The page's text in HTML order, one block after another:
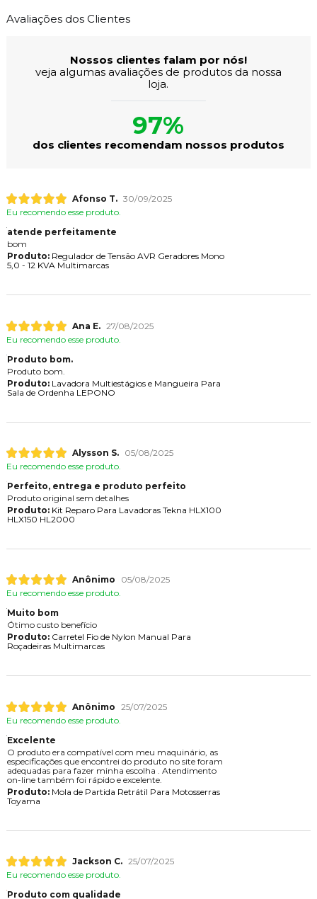
Avaliações dos Clientes
Nossos clientes falam por nós!
veja algumas avaliações de produtos da nossa
loja.
97%
dos clientes recomendam nossos produtos
Afonso T. 30/09/2025
Eu recomendo esse produto.
atende perfeitamente
bom
Produto:Regulador de Tensão AVR Geradores Mono
5,0 - 12 KVA Multimarcas
Ana E. 27/08/2025
Eu recomendo esse produto.
Produto bom.
Produto bom.
Produto:Lavadora Multiestágios e Mangueira Para
Sala de Ordenha LEPONO
Alysson S.
05/08/2025
Eu recomendo esse produto.
Perfeito, entrega e produto perfeito
Produto original sem detalhes
Produto:Kit Reparo Para Lavadoras Tekna HLX100
HLX150 HL2000
Anônimo
05/08/2025
Eu recomendo esse produto.
Muito bom
Ótimo custo benefício
Produto:Carretel Fio de Nylon Manual Para
Roçadeiras Multimarcas
Anônimo 25/07/2025
Eu recomendo esse produto.
Excelente
O produto era compatível com meu maquinário, as
especificações que encontrei do produto no site foram
adequadas para fazer minha escolha . Atendimento
on-line também foi rápido e excelente.
Produto:Mola de Partida Retrátil Para Motosserras
Toyama
Jackson C. 25/07/2025
Eu recomendo esse produto.
Produto com qualidade